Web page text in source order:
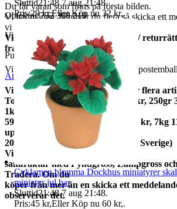
Du får varan som finns på första bilden.
Vi har många, behöver du flera så skicka ett
vi annonsen.
Vi har alltid 14 dagars öppet köp /
frakter.
Vikt ca 11 gram med förpackning +
Vi samfraktar gärna om du köper flera
Total frakt: 50gr 15 kr, 100gr 25 kr, 250gr
1kg
59kr, 2kg 73 kr, 3kg 79 kr, 5kg 95 kr, 7kg
upp till
20kg 159 kr (priserna gäller inom Sverige)
Vi
samfraktar med Fyndgross, Lampgross
Tradera. Om du
köper från mer än en skicka ett
observerar det.
Objektnr 732 308 219
Visningar
60
Publicerad 18 maj 21:20
Anmäl Sälj liknande
Sluttid21:48 7 aug 21:48.
Pris:29 kr,Eller Köp nu 32 kr,.
Cyklamen blomma Dockhus miniatyrer
miniatyr jul bar
Sluttid21:48 7 aug 21:48.
Pris:45 kr,Eller Köp nu 60 kr,.